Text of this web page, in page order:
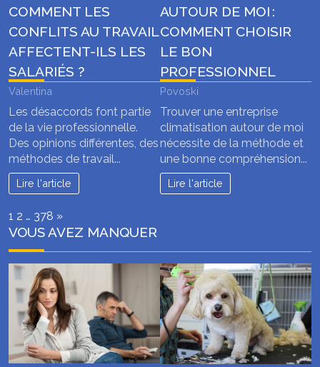
COMMENT LES
CONFLITS AU TRAVAIL
AFFECTENT-ILS LES
SALARIÉS ?
Valentina
Les désaccords font partie
de la vie professionnelle.
Des opinions différentes, des
méthodes de travail...
Lire l'article
AUTOUR DE MOI :
COMMENT CHOISIR
LE BON
PROFESSIONNEL
Povoski
Trouver une entreprise
climatisation autour de moi
nécessite de la méthode et
une bonne compréhension...
Lire l'article
Page:
1 2 … 378 Next
»
VOUS AVEZ MANQUER